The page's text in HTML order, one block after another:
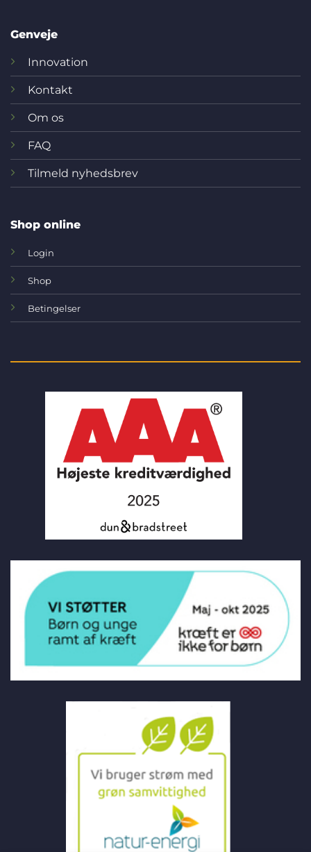
Genveje
Innovation
Kontakt
Om os
FAQ
Tilmeld nyhedsbrev
Shop online
Login
Shop
Betingelser